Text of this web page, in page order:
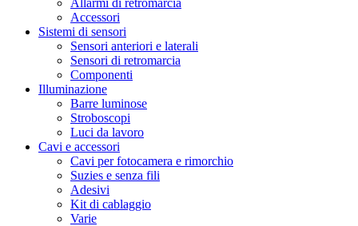
Allarmi di retromarcia
Accessori
Sistemi di sensori
Sensori anteriori e laterali
Sensori di retromarcia
Componenti
Illuminazione
Barre luminose
Stroboscopi
Luci da lavoro
Cavi e accessori
Cavi per fotocamera e rimorchio
Suzies e senza fili
Adesivi
Kit di cablaggio
Varie